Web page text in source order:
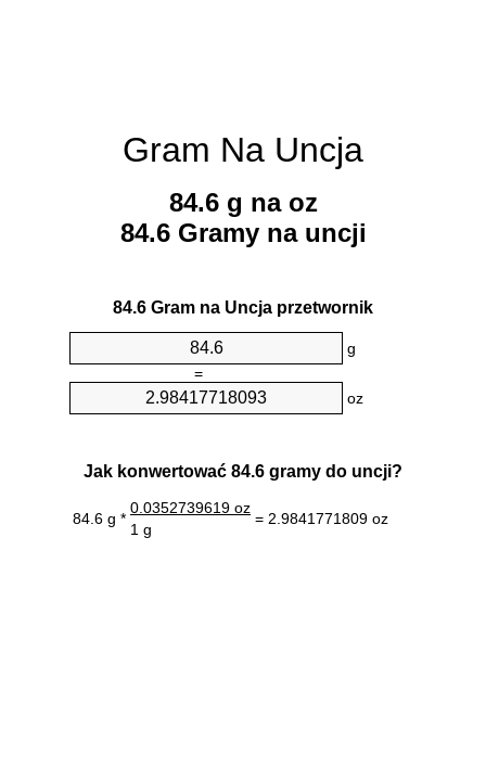
Gram Na Uncja
84.6 g na oz
84.6 Gramy na uncji
84.6 Gram na Uncja przetwornik
g
=
oz
Jak konwertować 84.6 gramy do uncji?
84.6 g *
0.0352739619 oz
= 2.9841771809 oz
1 g